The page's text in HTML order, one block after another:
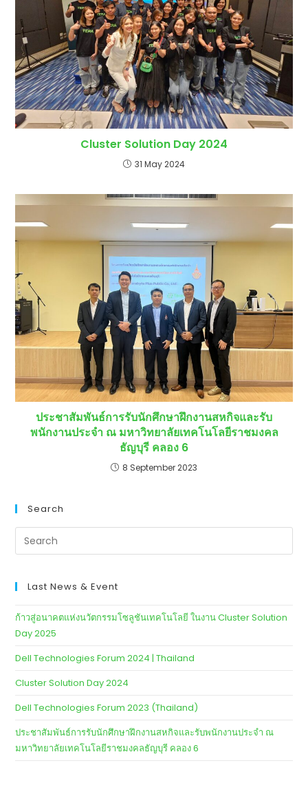
Cluster Solution Day 2024
31 May 2024
ประชาสัมพันธ์การรับนักศึกษาฝึกงานสหกิจและรับ
พนักงานประจำ ณ มหาวิทยาลัยเทคโนโลยีราชมงคล
ธัญบุรี คลอง 6
8 September 2023
Search
Last News & Event
ก้าวสู่อนาคตแห่งนวัตกรรมโซลูชันเทคโนโลยี ในงาน Cluster Solution
Day 2025
Dell Technologies Forum 2024 | Thailand
Cluster Solution Day 2024
Dell Technologies Forum 2023 (Thailand)
ประชาสัมพันธ์การรับนักศึกษาฝึกงานสหกิจและรับพนักงานประจำ ณ
มหาวิทยาลัยเทคโนโลยีราชมงคลธัญบุรี คลอง 6